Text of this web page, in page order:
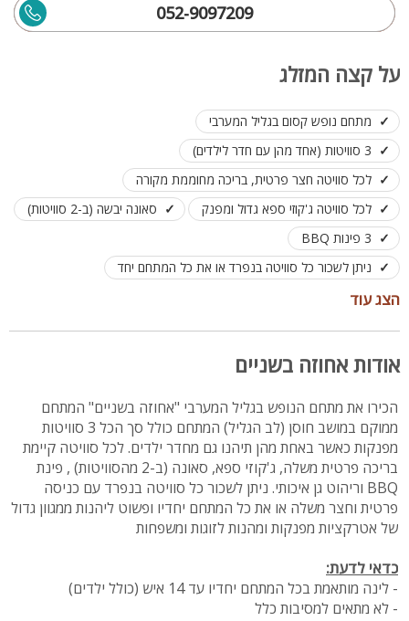
052-9097209
על קצה המזלג
מתחם נופש קסום בגליל המערבי
3 סוויטות (אחד מהן עם חדר לילדים)
לכל סוויטה חצר פרטית, בריכה מחוממת מקורה
לכל סוויטה ג'קוזי ספא גדול ומפנק
סאונה יבשה (ב-2 סוויטות)
3 פינות BBQ
ניתן לשכור כל סוויטה בנפרד או את כל המתחם יחד
קיימת עמדת טעינה לרכביםהצג עוד
אודות אחוזה בשניים
הכירו את מתחם הנופש בגליל המערבי "אחוזה בשניים" המתחם
ממוקם במושב חוסן (לב הגליל) המתחם כולל סך הכל 3 סוויטות
מפנקות כאשר באחת מהן תיהנו גם מחדר ילדים. לכל סוויטה קיימת
בריכה פרטית משלה, ג'קוזי ספא, סאונה (ב-2 מהסוויטות) , פינת
BBQ וריהוט גן איכותי. ניתן לשכור כל סוויטה בנפרד עם כניסה
פרטית וחצר משלה או את כל המתחם יחדיו ופשוט ליהנות ממגוון גדול
של אטרקציות מפנקות ומהנות לזוגות ומשפחות
כדאי לדעת:
- לינה מותאמת בכל המתחם יחדיו עד 14 איש (כולל ילדים)
- לא מתאים למסיבות כלל